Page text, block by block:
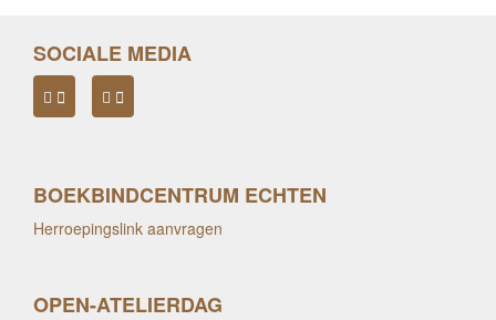
SOCIALE MEDIA
BOEKBINDCENTRUM ECHTEN
Herroepingslink aanvragen
OPEN-ATELIERDAG